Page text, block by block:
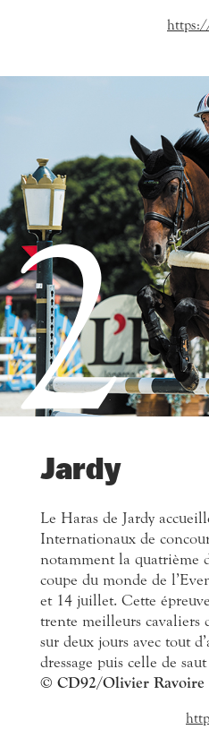
2
Jardy
Le Haras de Jardy
Internationaux de
notamment la quatrième
coupe du monde de
et 14 juillet. Cette
trente meilleurs cavaliers
sur deux jours avec tout
dressage puis celle de saut
© CD92/Olivier Ravoire